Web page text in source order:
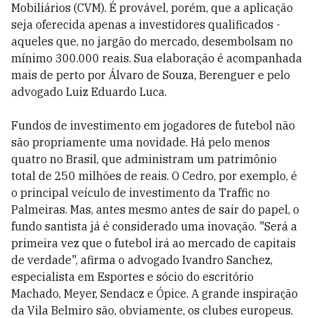
Mobiliários (CVM). É provável, porém, que a aplicação
seja oferecida apenas a investidores qualificados -
aqueles que, no jargão do mercado, desembolsam no
mínimo 300.000 reais. Sua elaboração é acompanhada
mais de perto por Álvaro de Souza, Berenguer e pelo
advogado Luiz Eduardo Luca.
Fundos de investimento em jogadores de futebol não
são propriamente uma novidade. Há pelo menos
quatro no Brasil, que administram um patrimônio
total de 250 milhões de reais. O Cedro, por exemplo, é
o principal veículo de investimento da Traffic no
Palmeiras. Mas, antes mesmo antes de sair do papel, o
fundo santista já é considerado uma inovação. "Será a
primeira vez que o futebol irá ao mercado de capitais
de verdade", afirma o advogado Ivandro Sanchez,
especialista em Esportes e sócio do escritório
Machado, Meyer, Sendacz e Ópice. A grande inspiração
da Vila Belmiro são, obviamente, os clubes europeus.